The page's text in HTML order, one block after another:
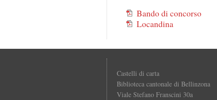
Bando di concorso
Locandina
Castelli di carta
Biblioteca cantonale di Bellinzona
Viale Stefano Franscini 30a